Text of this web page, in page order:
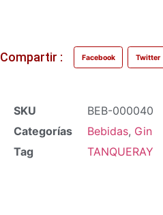
Compartir : Facebook Twitter
SKU
BEB-000040
Categorías
Bebidas, Gin
Tag
TANQUERAY